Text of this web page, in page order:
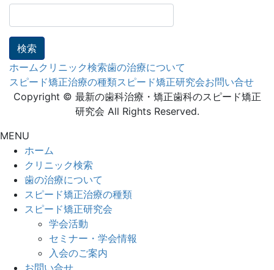
索:
ホームクリニック検索歯の治療について
スピード矯正治療の種類スピード矯正研究会お問い合せ
Copyright © 最新の歯科治療・矯正歯科のスピード矯正
研究会 All Rights Reserved.
MENU
ホーム
クリニック検索
歯の治療について
スピード矯正治療の種類
スピード矯正研究会
学会活動
セミナー・学会情報
入会のご案内